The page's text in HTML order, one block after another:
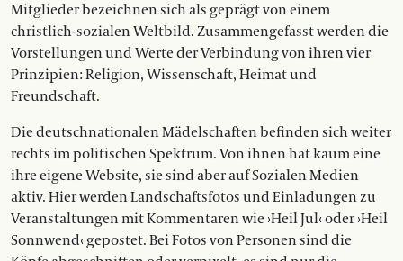
Mitglieder bezeichnen sich als geprägt von einem
christlich-sozialen Weltbild. Zusammengefasst werden die
Vorstellungen und Werte der Verbindung von ihren vier
Prinzipien: Religion, Wissenschaft, Heimat und
Freundschaft.
Die deutschnationalen Mädelschaften befinden sich weiter
rechts im politischen Spektrum. Von ihnen hat kaum eine
ihre eigene Website, sie sind aber auf Sozialen Medien
aktiv. Hier werden Landschaftsfotos und Einladungen zu
Veranstaltungen mit Kommentaren wie ›Heil Jul‹ oder ›Heil
Sonnwend‹ gepostet. Bei Fotos von Personen sind die